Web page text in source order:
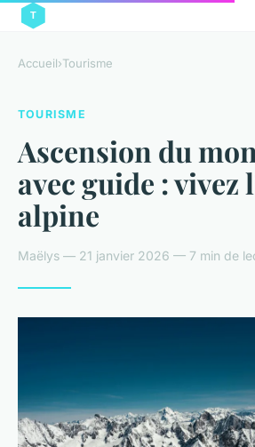
Accueil›Tourisme
TOURISME
Ascension du
avec guide : vivez
alpine
Maëlys — 21 janvier 2026 — 7 min de